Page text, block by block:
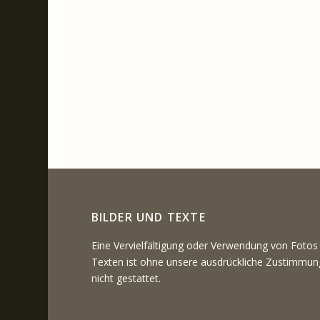
BILDER UND TEXTE
Eine Vervielfältigung oder Verwendung von Fotos
Texten ist ohne unsere ausdrückliche
nicht gestattet.